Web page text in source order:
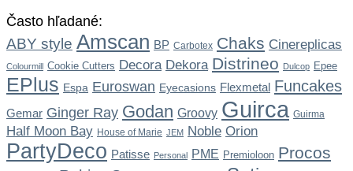
Často hľadané:
ABY style Amscan BP Carbotex Chaks Cinereplicas
Colourmill Cookie Cutters Decora Dekora Distrineo Dulcop Epee
EPlus Espa Euroswan Eyecasions Flexmetal Funcakes
Gemar Ginger Ray Godan Groovy Guirca Guirma
Half Moon Bay House of Marie JEM Noble Orion
PartyDeco Patisse Personal PME Premioloon Procos